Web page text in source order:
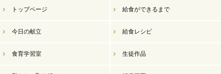
トップページ 給食ができるまで
今日の献立 給食レシピ
食育学習室 生徒作品